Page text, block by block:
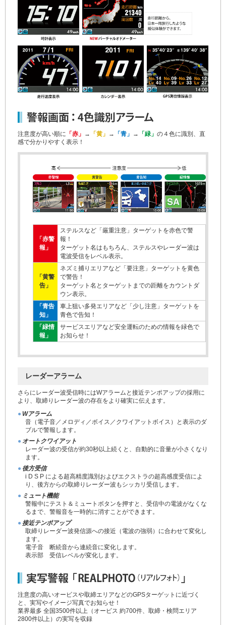
注意度が高い順に 「赤」 → 「黄」 → 「青」 → 「緑」 の４色に識別、直
感で分かりやすく表示！
「赤警
報」
ステルスなど「厳重注意」ターゲットを赤色で警
報！
ターゲット名はもちろん、ステルスやレーダー波は
電波受信をレベル表示。
「黄警
告」
ネズミ捕りエリアなど「要注意」ターゲットを黄色
で警告！
ターゲット名とターゲットまでの距離をカウントダ
ウン表示。
「青告
知」
車上狙い多発エリアなど「少し注意」ターゲットを
青色で告知！
「緑情
報」
サービスエリアなど安全運転のための情報を緑色で
お知らせ！
レーダーアラーム
さらにレーダー波受信時にはWアラームと接近テンポアップの採用に
より、取締りレーダー波の存在をより確実に伝えます。
● Wアラーム
音（電子音／メロディ／ボイス／クワイアットボイス）と表示のダ
ブルで警報します。
● オートクワイアット
レーダー波の受信が約30秒以上続くと、自動的に音量が小さくなり
ます。
● 後方受信
i D S P による超高精度識別およびエクストラの超高感度受信によ
り、後方からの取締りレーダー波もシッカリ受信します。
● ミュート機能
警報中にテスト＆ミュートボタンを押すと、受信中の電波がなくな
るまで、警報音を一時的に消すことができます。
● 接近テンポアップ
取締りレーダー波発信源への接近（電波の強弱）に合わせて変化し
ます。
電子音 断続音から連続音に変化します。
表示部 受信レベルが変化します。
注意度の高いオービスや取締エリアなどのGPSターゲットに近づく
と、実写やイメージ写真でお知らせ！
業界最多 全国3500件以上（オービス 約700件、取締・検問エリア
2800件以上）の実写を収録